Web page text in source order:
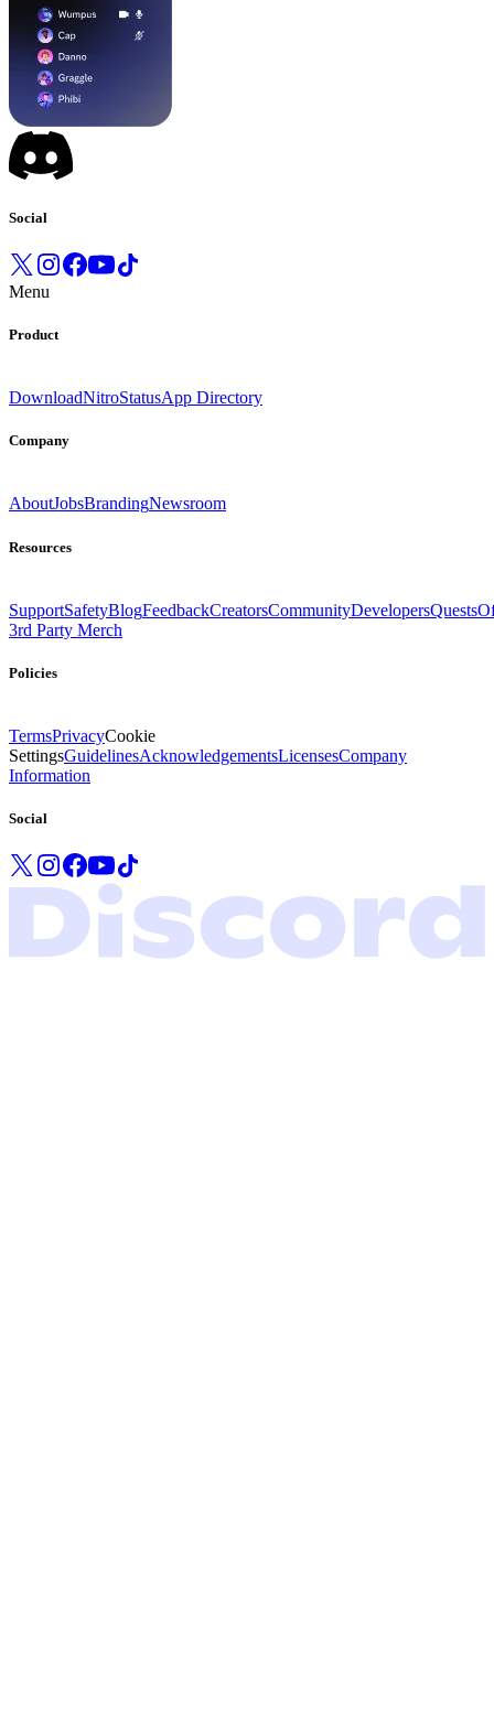
Social
Menu
Product
DownloadNitroStatusApp Directory
Company
AboutJobsBrandingNewsroom
Resources
SupportSafetyBlogFeedbackCreatorsCommunityDevelopersQuests
3rd Party Merch
Policies
TermsPrivacyCookie
SettingsGuidelinesAcknowledgementsLicensesCompany
Information
Social